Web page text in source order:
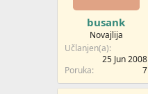
busank
Novajlija
Učlanjen(a)
25 Jun 2008
Poruka
7